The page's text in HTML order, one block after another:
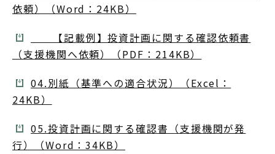
依頼）（Word：24KB）
【記載例】投資計画に関する確認依頼書
（支援機関へ依頼）（PDF：214KB）
04.別紙（基準への適合状況）（Excel：
24KB）
05.投資計画に関する確認書（支援機関が発
行）（Word：34KB）